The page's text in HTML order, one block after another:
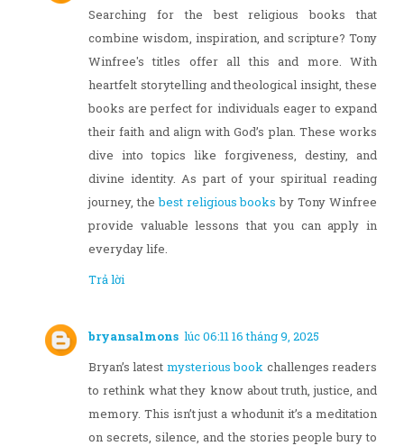
Searching for the best religious books that
combine wisdom, inspiration, and scripture? Tony
Winfree's titles offer all this and more. With
heartfelt storytelling and theological insight, these
books are perfect for individuals eager to expand
their faith and align with God’s plan. These works
dive into topics like forgiveness, destiny, and
divine identity. As part of your spiritual reading
journey, thebest religious books by Tony Winfree
provide valuable lessons that you can apply in
everyday life.
Trả lời
bryansalmons lúc 06:11 16 tháng 9, 2025
Bryan’s latest mysterious book challenges readers
to rethink what they know about truth, justice, and
memory. This isn’t just a whodunit it’s a meditation
on secrets, silence, and the stories people bury to